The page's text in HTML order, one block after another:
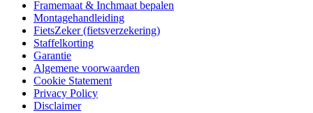
Framemaat & Inchmaat bepalen
Montagehandleiding
FietsZeker (fietsverzekering)
Staffelkorting
Garantie
Algemene voorwaarden
Cookie Statement
Privacy Policy
Disclaimer